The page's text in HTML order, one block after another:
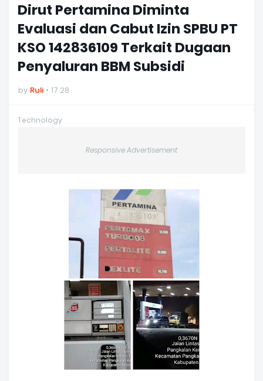
Dirut Pertamina Diminta
Evaluasi dan Cabut Izin SPBU PT
KSO 142836109 Terkait Dugaan
Penyaluran BBM Subsidi
by Ruli 17.28
Technology
Responsive Advertisement